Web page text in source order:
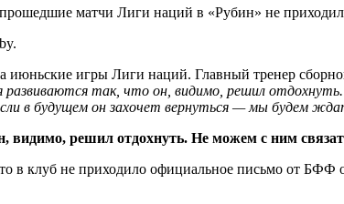
матчи Лиги наций в «Рубин» не
игры Лиги наций. Главный тренер
развиваются так, что он, видимо, решил
будущем он захочет вернуться — мы будем
видимо, решил отдохнуть. Не можем с ним
в клуб не приходило официальное письмо от БФФ